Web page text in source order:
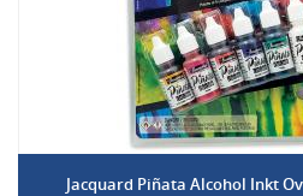
Jacquard Piñata Alcohol Inkt